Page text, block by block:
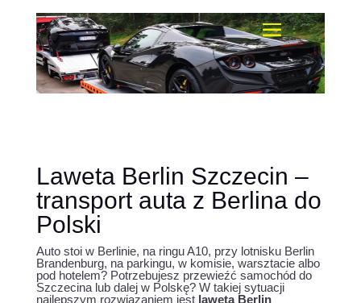
Laweta Berlin Szczecin –
transport auta z Berlina do
Polski
Auto stoi w Berlinie, na ringu A10, przy lotnisku Berlin
Brandenburg, na parkingu, w komisie, warsztacie albo
pod hotelem? Potrzebujesz przewieźć samochód do
Szczecina lub dalej w Polskę? W takiej sytuacji
najlepszym rozwiązaniem jest laweta Berlin